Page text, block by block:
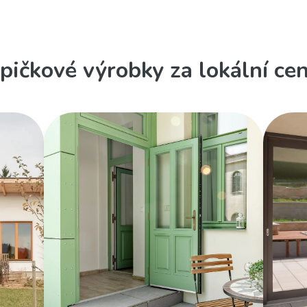
výrobky za lokální